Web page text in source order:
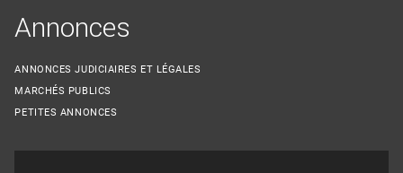
Annonces
ANNONCES JUDICIAIRES ET LÉGALES
MARCHÉS PUBLICS
PETITES ANNONCES